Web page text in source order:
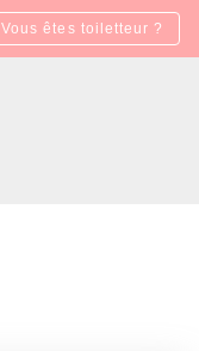
Vous êtes toiletteur ?